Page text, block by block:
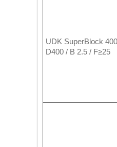
UDK SuperBlock 400
D400 / B 2.5 / F≥25